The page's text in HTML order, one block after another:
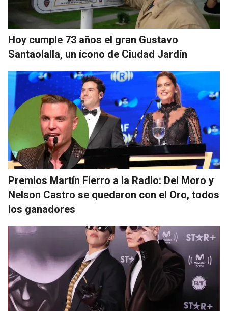
Hoy cumple 73 años el gran Gustavo
Santaolalla, un ícono de Ciudad Jardín
Premios Martín Fierro a la Radio: Del Moro y
Nelson Castro se quedaron con el Oro, todos
los ganadores